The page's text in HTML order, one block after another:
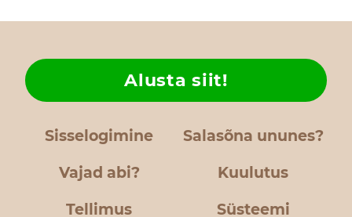
Sisselogimine Salasõna ununes?
Vajad abi?
Alusta siit!
Kuulutus
Tellimus
Süsteemi